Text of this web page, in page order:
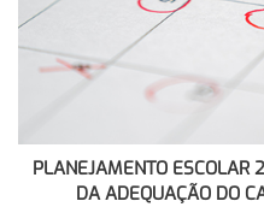
PLANEJAMENTO ESCOLAR
DA ADEQUAÇÃO DO